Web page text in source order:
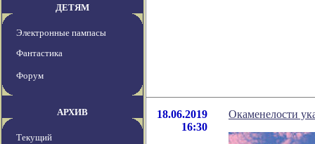
ДЕТЯМ
Электронные пампасы
Фантастика
Форум
АРХИВ
Текущий
18.06.2019
16:30
Окаменелости